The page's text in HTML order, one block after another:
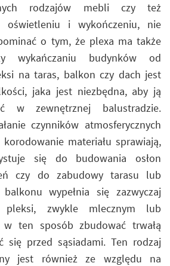
rodzajów mebli czy też
oświetleniu i wykończeniu, nie
o tym, że plexa ma także
wykańczaniu budynków od
na taras, balkon czy dach jest
jaka jest niezbędna, aby ją
w zewnętrznej balustradzie.
czynników atmosferycznych
materiału sprawiają,
się do budowania osłon
czy do zabudowy tarasu lub
wypełnia się zazwyczaj
pleksi, zwykle mlecznym lub
w ten sposób zbudować trwałą
się przed sąsiadami. Ten rodzaj
jest również ze względu na